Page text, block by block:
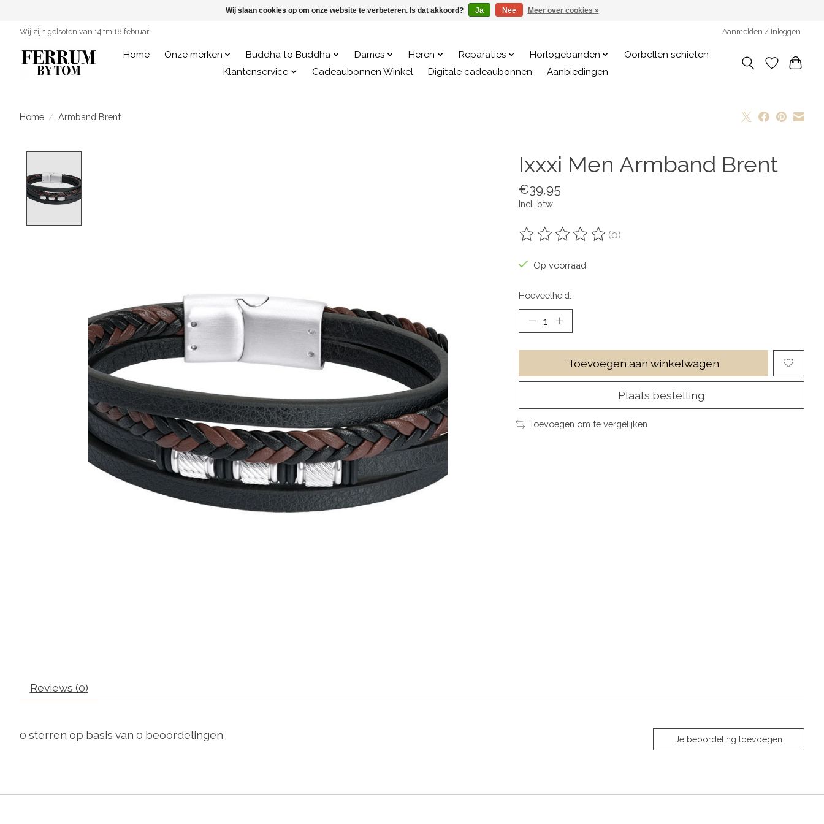
Wij zijn gelsoten van 14 tm 18 februari Aanmelden / Inloggen
Home Onze merken Buddha to Buddha Dames Heren Reparaties Horlogebanden
Oorbellen schieten
Klantenservice
Cadeaubonnen Winkel Digitale cadeaubonnen Aanbiedingen
Home / Armband Brent
Ixxxi Men Armband Brent
€39,95
Incl. btw
De beoordeling van dit product is
(0)
Op voorraad
Hoeveelheid:
Toevoegen aan winkelwagen
Plaats bestelling
Toevoegen om te vergelijken
Reviews (0)
0 sterren op basis van 0 beoordelingen Je beoordeling toevoegen
Wij slaan cookies op om onze website te verbeteren. Is dat akkoord? Ja Nee Meer over cookies »